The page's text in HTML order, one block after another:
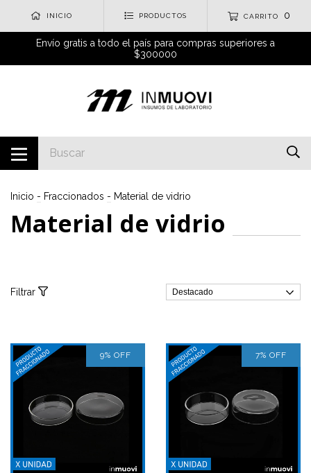
INICIO PRODUCTOS CARRITO 0
Envío gratis a todo el país para compras superiores a
$300000
Inicio - Fraccionados - Material de vidrio
Material de vidrio
Filtrar
9% OFF 7% OFF